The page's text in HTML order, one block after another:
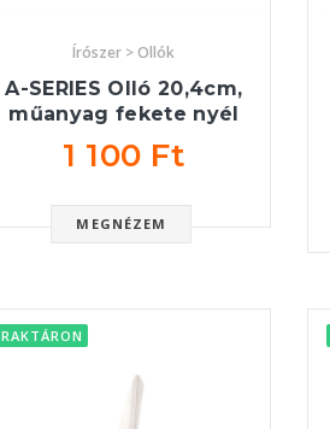
Írószer > Ollók
A-SERIES Olló 20,4cm,
műanyag fekete nyél
1 100 Ft
MEGNÉZEM
RAKTÁRON